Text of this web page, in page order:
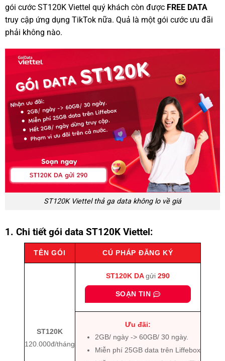
gói cước ST120K Viettel quý khách còn được FREE DATA
truy cập ứng dụng TikTok nữa. Quả là một gói cước ưu đãi
phải không nào.
ST120K Viettel thả ga data không lo về giá
1. Chi tiết gói data ST120K Viettel:
TÊN GÓI CÚ PHÁP ĐĂNG KÝ
ST120K
120.000đ/tháng
ST120K DAgửi 290
SOẠN TIN
Ưu đãi:
2GB/ ngày -> 60GB/ 30 ngày.
Miễn phí 25GB data trên Liffebox